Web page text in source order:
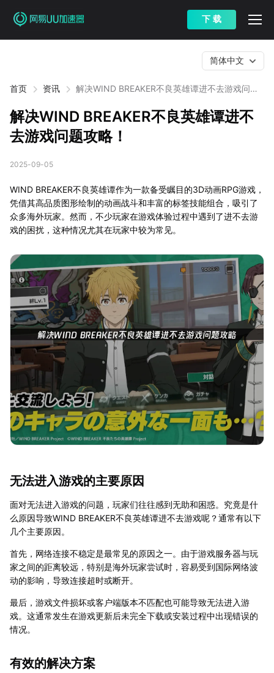
下 载
首页 资讯
解决WIND BREAKER不良英雄谭进不去游戏问题
简体中文
解决WIND BREAKER不良英雄谭进不
去游戏问题攻略！
2025-09-05
WIND BREAKER不良英雄谭作为一款备受瞩目的3D动画RPG游戏，
凭借其高品质图形绘制的动画战斗和丰富的标签技能组合，吸引了
众多海外玩家。然而，不少玩家在游戏体验过程中遇到了进不去游
戏的困扰，这种情况尤其在玩家中较为常见。
无法进入游戏的主要原因
面对无法进入游戏的问题，玩家们往往感到无助和困惑。究竟是什
么原因导致WIND BREAKER不良英雄谭进不去游戏呢？通常有以下
几个主要原因。
首先，网络连接不稳定是最常见的原因之一。由于游戏服务器与玩
家之间的距离较远，特别是海外玩家尝试时，容易受到国际网络波
动的影响，导致连接超时或断开。
最后，游戏文件损坏或客户端版本不匹配也可能导致无法进入游
戏。这通常发生在游戏更新后未完全下载或安装过程中出现错误的
情况。
有效的解决方案